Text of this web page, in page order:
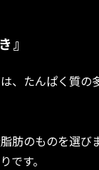
』
、たんぱく質の
肪のものを選び
です。